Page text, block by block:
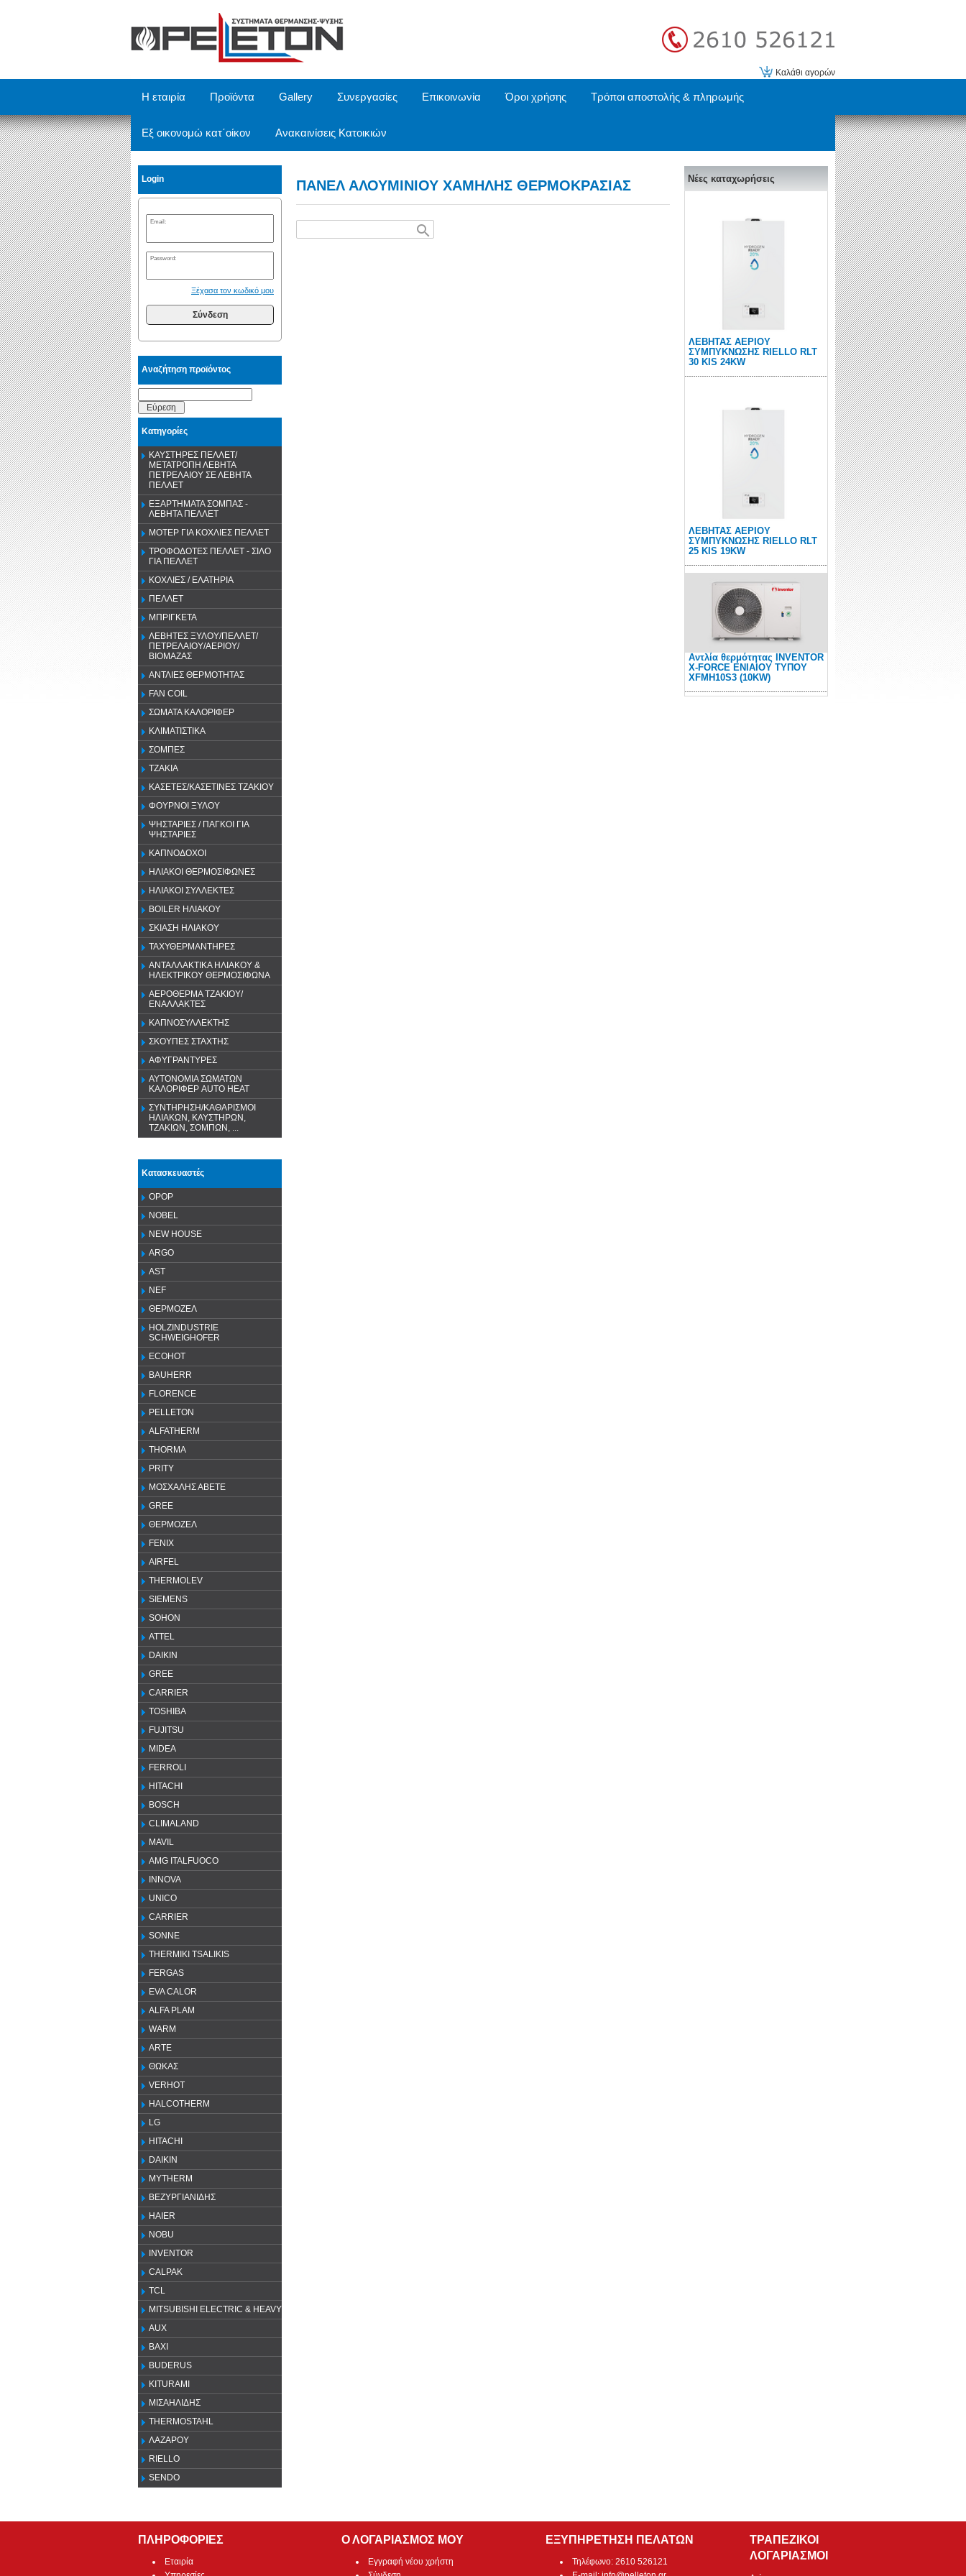
Καλάθι αγορών
Η εταιρία Προϊόντα Gallery Συνεργασίες Επικοινωνία Όροι χρήσης Τρόποι αποστολής & πληρωμής
Εξ οικονομώ κατ΄οίκον Ανακαινίσεις Κατοικιών
Login
Email:
Password:
Ξέχασα τον κωδικό μου
Σύνδεση
Αναζήτηση προϊόντος
Εύρεση
Κατηγορίες
ΚΑΥΣΤΗΡΕΣ ΠΕΛΛΕΤ/
ΜΕΤΑΤΡΟΠΗ ΛΕΒΗΤΑ
ΠΕΤΡΕΛΑΙΟΥ ΣΕ ΛΕΒΗΤΑ
ΠΕΛΛΕΤ
ΕΞΑΡΤΗΜΑΤΑ ΣΟΜΠΑΣ -
ΛΕΒΗΤΑ ΠΕΛΛΕΤ
ΜΟΤΕΡ ΓΙΑ ΚΟΧΛΙΕΣ ΠΕΛΛΕΤ
ΤΡΟΦΟΔΟΤΕΣ ΠΕΛΛΕΤ - ΣΙΛΟ
ΓΙΑ ΠΕΛΛΕΤ
ΚΟΧΛΙΕΣ / ΕΛΑΤΗΡΙΑ
ΠΕΛΛΕΤ
ΜΠΡΙΓΚΕΤΑ
ΛΕΒΗΤΕΣ ΞΥΛΟΥ/ΠΕΛΛΕΤ/
ΠΕΤΡΕΛΑΙΟΥ/ΑΕΡΙΟΥ/
ΒΙΟΜΑΖΑΣ
ΑΝΤΛΙΕΣ ΘΕΡΜΟΤΗΤΑΣ
FAN COIL
ΣΩΜΑΤΑ ΚΑΛΟΡΙΦΕΡ
ΚΛΙΜΑΤΙΣΤΙΚΑ
ΣΟΜΠΕΣ
ΤΖΑΚΙΑ
ΚΑΣΕΤΕΣ/ΚΑΣΕΤΙΝΕΣ ΤΖΑΚΙΟΥ
ΦΟΥΡΝΟΙ ΞΥΛΟΥ
ΨΗΣΤΑΡΙΕΣ / ΠΑΓΚΟΙ ΓΙΑ
ΨΗΣΤΑΡΙΕΣ
ΚΑΠΝΟΔΟΧΟΙ
ΗΛΙΑΚΟΙ ΘΕΡΜΟΣΙΦΩΝΕΣ
ΗΛΙΑΚΟΙ ΣΥΛΛΕΚΤΕΣ
BOILER ΗΛΙΑΚΟΥ
ΣΚΙΑΣΗ ΗΛΙΑΚΟΥ
ΤΑΧΥΘΕΡΜΑΝΤΗΡΕΣ
ΑΝΤΑΛΛΑΚΤΙΚΑ ΗΛΙΑΚΟΥ &
ΗΛΕΚΤΡΙΚΟΥ ΘΕΡΜΟΣΙΦΩΝΑ
ΑΕΡΟΘΕΡΜΑ ΤΖΑΚΙΟΥ/
ΕΝΑΛΛΑΚΤΕΣ
ΚΑΠΝΟΣΥΛΛΕΚΤΗΣ
ΣΚΟΥΠΕΣ ΣΤΑΧΤΗΣ
ΑΦΥΓΡΑΝΤΥΡΕΣ
ΑΥΤΟΝΟΜΙΑ ΣΩΜΑΤΩΝ
ΚΑΛΟΡΙΦΕΡ AUTO HEAT
ΣΥΝΤΗΡΗΣΗ/ΚΑΘΑΡΙΣΜΟΙ
ΗΛΙΑΚΩΝ, ΚΑΥΣΤΗΡΩΝ,
ΤΖΑΚΙΩΝ, ΣΟΜΠΩΝ, ...
Κατασκευαστές
OPOP
NOBEL
NEW HOUSE
ARGO
AST
NEF
ΘΕΡΜΟΖΕΛ
HOLZINDUSTRIE
SCHWEIGHOFER
ECOHOT
BAUHERR
FLORENCE
PELLETON
ALFATHERM
THORMA
PRITY
ΜΟΣΧΑΛΗΣ ΑΒΕΤΕ
GREE
ΘΕΡΜΟΖΕΛ
FENIX
AIRFEL
THERMOLEV
SIEMENS
SOHON
ATTEL
DAIKIN
GREE
CARRIER
TOSHIBA
FUJITSU
MIDEA
FERROLI
HITACHI
BOSCH
CLIMALAND
MAVIL
AMG ITALFUOCO
INNOVA
UNICO
CARRIER
SONNE
THERMIKI TSALIKIS
FERGAS
EVA CALOR
ALFA PLAM
WARM
ARTE
ΘΩΚΑΣ
VERHOT
HALCOTHERM
LG
HITACHI
DAIKIN
MYTHERM
ΒΕΖΥΡΓΙΑΝΙΔΗΣ
HAIER
NOBU
INVENTOR
CALPAK
TCL
MITSUBISHI ELECTRIC & HEAVY
AUX
ΒΑΧΙ
BUDERUS
KITURAMI
ΜΙΣΑΗΛΙΔΗΣ
THERMOSTAHL
ΛΑΖΑΡΟΥ
RIELLO
SENDO
Νέες καταχωρήσεις
ΛΕΒΗΤΑΣ ΑΕΡΙΟΥ
ΣΥΜΠΥΚΝΩΣΗΣ RIELLO RLT
30 KIS 24KW
ΛΕΒΗΤΑΣ ΑΕΡΙΟΥ
ΣΥΜΠΥΚΝΩΣΗΣ RIELLO RLT
25 KIS 19KW
Αντλία θερμότητας INVENTOR
Χ-FORCE ΕΝΙΑΙΟΥ ΤΥΠΟΥ
XFMH10S3 (10KW)
ΠΑΝΕΛ ΑΛΟΥΜΙΝΙΟΥ ΧΑΜΗΛΗΣ ΘΕΡΜΟΚΡΑΣΙΑΣ
search
ΠΛΗΡΟΦΟΡΙΕΣ
Εταιρία
Ο ΛΟΓΑΡΙΑΣΜΟΣ ΜΟΥ
Εγγραφή νέου χρήστη
ΕΞΥΠΗΡΕΤΗΣΗ ΠΕΛΑΤΩΝ
Τηλέφωνο: 2610 526121
ΤΡΑΠΕΖΙΚΟΙ
ΛΟΓΑΡΙΑΣΜΟΙ